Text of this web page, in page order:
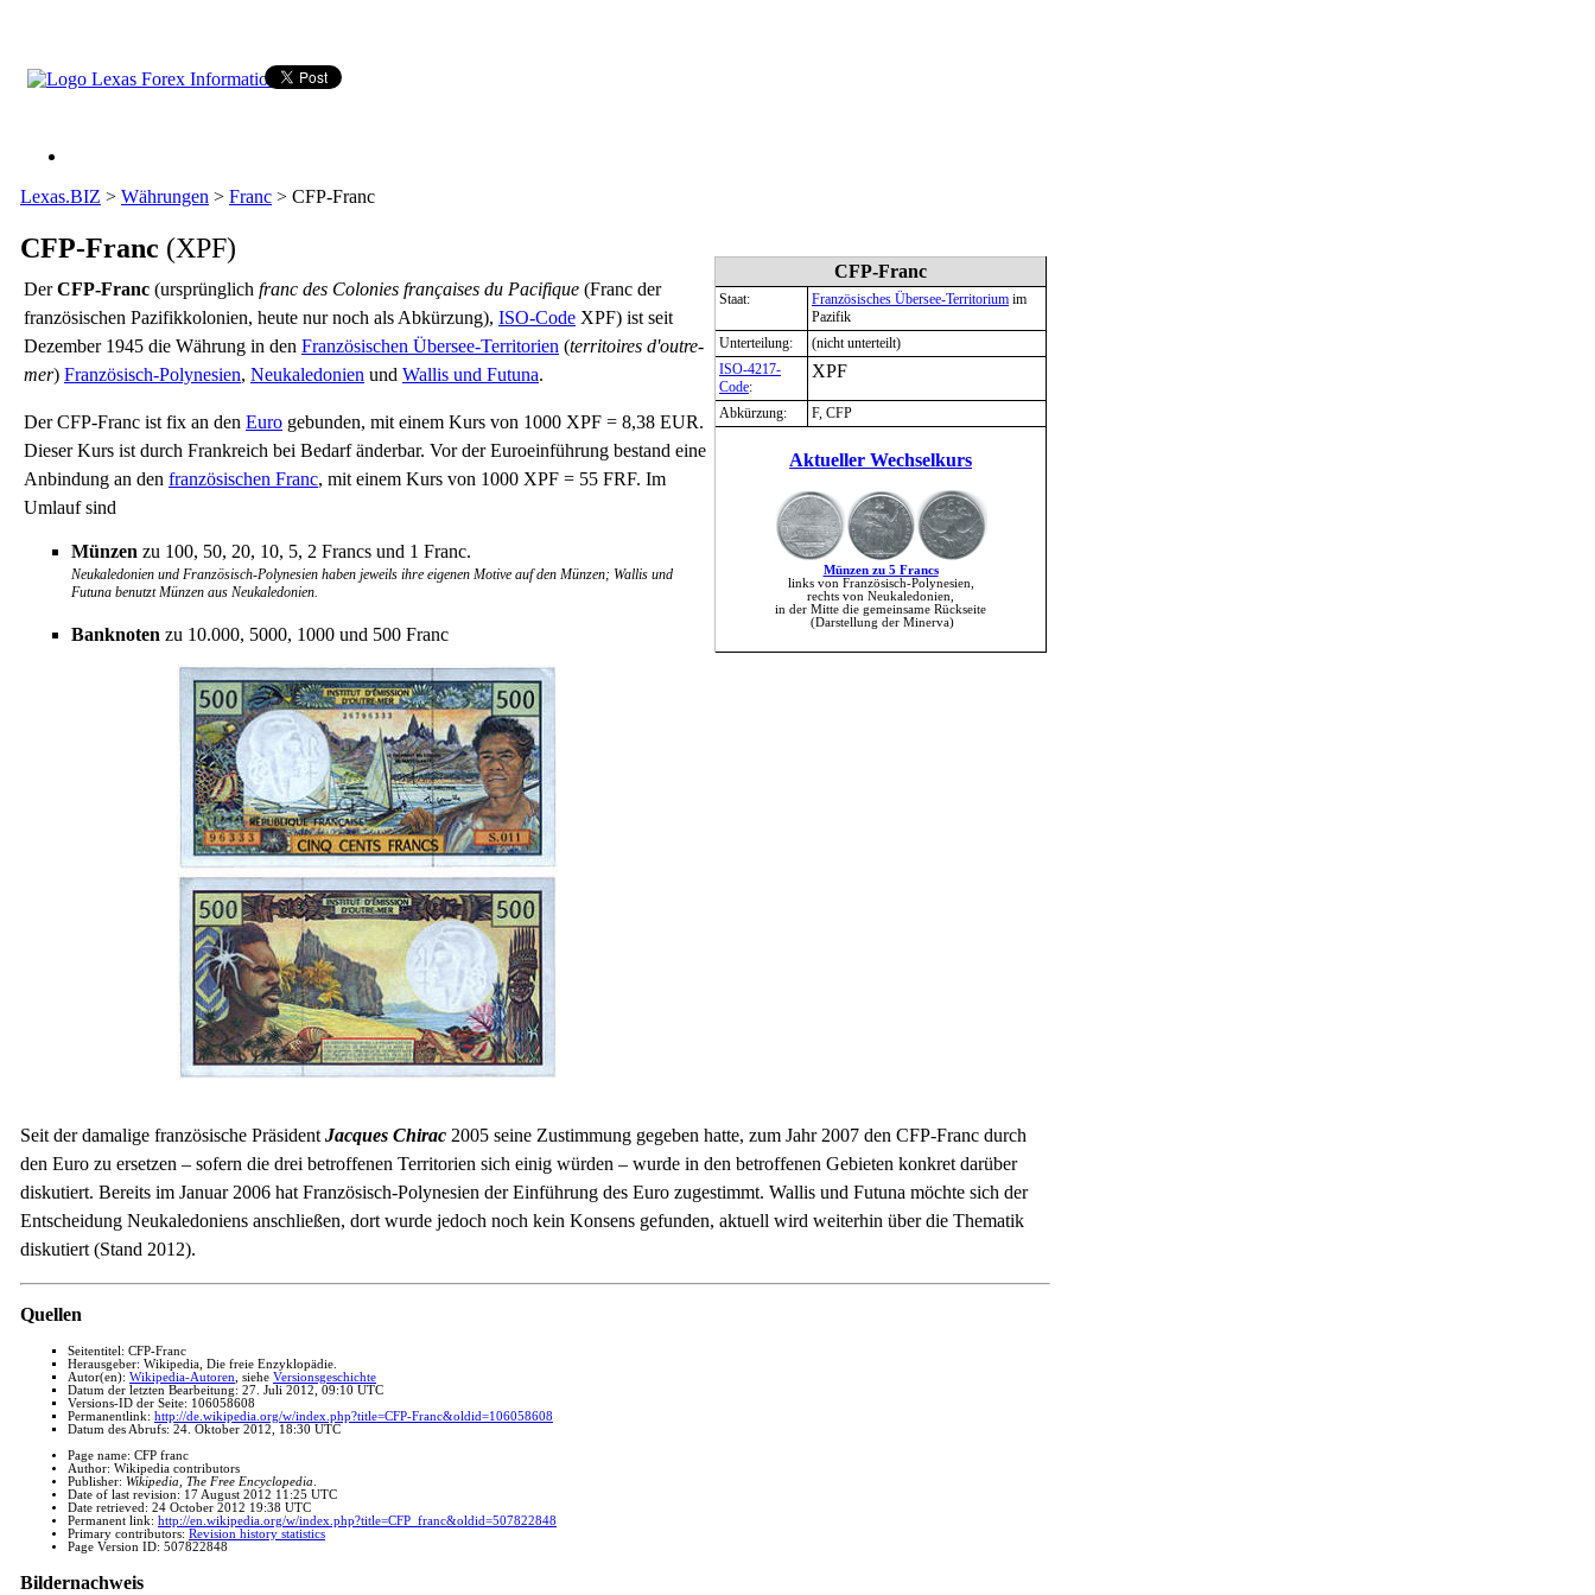
Lexas.BIZ > Währungen > Franc > CFP-Franc
CFP-Franc (XPF)
DerCFP-Franc (ursprünglich franc des Colonies françaises du Pacifique (Franc der
französischen Pazifikkolonien, heute nur noch als Abkürzung), ISO-Code XPF) ist seit
Dezember 1945 die Währung in den Französischen Übersee-Territorien (territoires d'outre-
mer) Französisch-Polynesien, Neukaledonien und Wallis und Futuna.
Der CFP-Franc ist fix an den Euro gebunden, mit einem Kurs von 1000 XPF = 8,38 EUR.
Dieser Kurs ist durch Frankreich bei Bedarf änderbar. Vor der Euroeinführung bestand eine
Anbindung an den französischen Franc, mit einem Kurs von 1000 XPF = 55 FRF. Im
Umlauf sind
Münzen zu 100, 50, 20, 10, 5, 2 Francs und 1 Franc.
Neukaledonien und Französisch-Polynesien haben jeweils ihre eigenen Motive auf den Münzen; Wallis und
Futuna benutzt Münzen aus Neukaledonien.
Banknoten zu 10.000, 5000, 1000 und 500 Franc
CFP-Franc
Staat: Französisches Übersee-Territorium im
Pazifik
Unterteilung:
(nicht unterteilt)
ISO-4217-
Code:
XPF
Abkürzung: F, CFP
Aktueller Wechselkurs
Münzen zu 5 Francs
links von Französisch-Polynesien,
rechts von Neukaledonien,
in der Mitte die gemeinsame Rückseite
(Darstellung der Minerva)
Seit der damalige französische PräsidentJacques Chirac 2005 seine Zustimmung gegeben hatte, zum Jahr 2007 den CFP-Franc durch
den Euro zu ersetzen – sofern die drei betroffenen Territorien sich einig würden – wurde in den betroffenen Gebieten konkret darüber
diskutiert. Bereits im Januar 2006 hat Französisch-Polynesien der Einführung des Euro zugestimmt. Wallis und Futuna möchte sich der
Entscheidung Neukaledoniens anschließen, dort wurde jedoch noch kein Konsens gefunden, aktuell wird weiterhin über die Thematik
diskutiert (Stand 2012).
Quellen
Seitentitel: CFP-Franc
Herausgeber: Wikipedia, Die freie Enzyklopädie.
Autor(en): Wikipedia-Autoren, siehe Versionsgeschichte
Datum der letzten Bearbeitung: 27. Juli 2012, 09:10 UTC
Versions-ID der Seite: 106058608
Permanentlink: http://de.wikipedia.org/w/index.php?title=CFP-Franc&oldid=106058608
Datum des Abrufs: 24. Oktober 2012, 18:30 UTC
Page name: CFP franc
Author: Wikipedia contributors
Publisher: Wikipedia, The Free Encyclopedia
Date of last revision: 17 August 2012 11:25 UTC
Date retrieved: 24 October 2012 19:38 UTC
Permanent link: http://en.wikipedia.org/w/index.php?title=CFP_franc&oldid=507822848
Primary contributors: Revision history statistics
Page Version ID: 507822848
Bildernachweis